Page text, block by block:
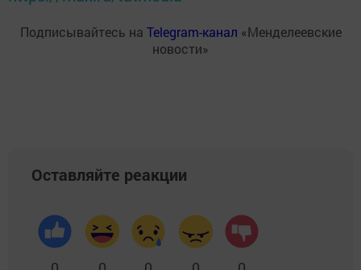
Подписывайтесь на Telegram-канал «Менделеевские
новости»
Оставляйте реакции